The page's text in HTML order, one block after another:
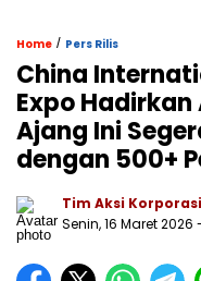
Home / Pers Rilis
China
Expo Hadirkan
Ajang Ini
dengan 500+
Tim Aksi Korporasi
Senin, 16 Maret 2026